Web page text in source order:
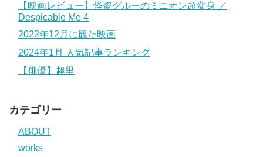
【映画レビュー】怪盗グルーのミニオン超変身 ／
Despicable Me 4
2022年12月に観た映画
2024年1月 人気記事ランキング
【俳優】趣里
カテゴリー
ABOUT
works